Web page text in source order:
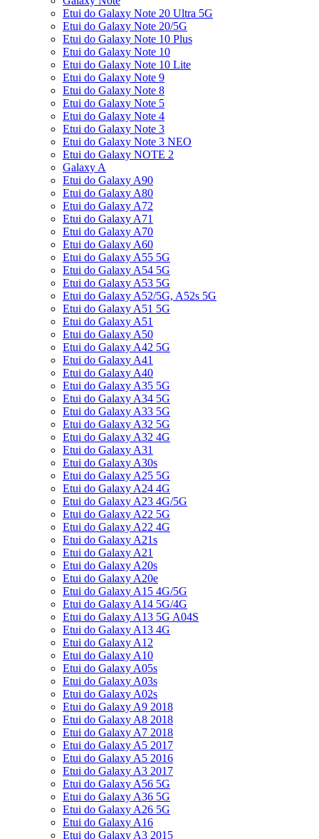
Etui do Galaxy Note 20 Ultra 5G
Etui do Galaxy Note 20/5G
Etui do Galaxy Note 10 Plus
Etui do Galaxy Note 10
Etui do Galaxy Note 10 Lite
Etui do Galaxy Note 9
Etui do Galaxy Note 8
Etui do Galaxy Note 5
Etui do Galaxy Note 4
Etui do Galaxy Note 3
Etui do Galaxy Note 3 NEO
Etui do Galaxy NOTE 2
Galaxy A
Etui do Galaxy A90
Etui do Galaxy A80
Etui do Galaxy A72
Etui do Galaxy A71
Etui do Galaxy A70
Etui do Galaxy A60
Etui do Galaxy A55 5G
Etui do Galaxy A54 5G
Etui do Galaxy A53 5G
Etui do Galaxy A52/5G, A52s 5G
Etui do Galaxy A51 5G
Etui do Galaxy A51
Etui do Galaxy A50
Etui do Galaxy A42 5G
Etui do Galaxy A41
Etui do Galaxy A40
Etui do Galaxy A35 5G
Etui do Galaxy A34 5G
Etui do Galaxy A33 5G
Etui do Galaxy A32 5G
Etui do Galaxy A32 4G
Etui do Galaxy A31
Etui do Galaxy A30s
Etui do Galaxy A25 5G
Etui do Galaxy A24 4G
Etui do Galaxy A23 4G/5G
Etui do Galaxy A22 5G
Etui do Galaxy A22 4G
Etui do Galaxy A21s
Etui do Galaxy A21
Etui do Galaxy A20s
Etui do Galaxy A20e
Etui do Galaxy A15 4G/5G
Etui do Galaxy A14 5G/4G
Etui do Galaxy A13 5G A04S
Etui do Galaxy A13 4G
Etui do Galaxy A12
Etui do Galaxy A10
Etui do Galaxy A05s
Etui do Galaxy A03s
Etui do Galaxy A02s
Etui do Galaxy A9 2018
Etui do Galaxy A8 2018
Etui do Galaxy A7 2018
Etui do Galaxy A5 2017
Etui do Galaxy A5 2016
Etui do Galaxy A3 2017
Etui do Galaxy A56 5G
Etui do Galaxy A36 5G
Etui do Galaxy A26 5G
Etui do Galaxy A16
Etui do Galaxy A3 2015